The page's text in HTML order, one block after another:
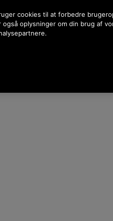
springe til hovedindholdet
cookies til at forbedre
oplysninger om din brug af